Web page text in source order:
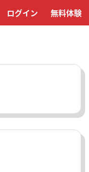
ログイン 無料体験